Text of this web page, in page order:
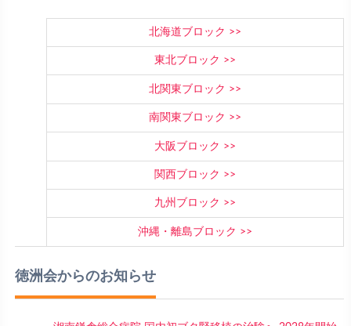
北海道ブロック
東北ブロック
北関東ブロック
南関東ブロック
大阪ブロック
関西ブロック
九州ブロック
沖縄・離島ブロック
徳洲会からのお知らせ